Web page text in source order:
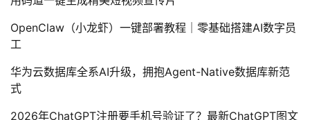
OpenClaw（小龙虾）一键部署教程｜零基础搭建AI数字员
工
华为云数据库全系AI升级，拥抱Agent-Native数据库新范
式
2026年ChatGPT注册要手机号验证了？最新ChatGPT图文